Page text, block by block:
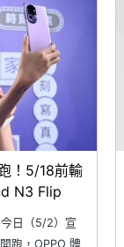
！5/18前輸
N3 Flip
日（5/2）宣
跑，OPPO 體